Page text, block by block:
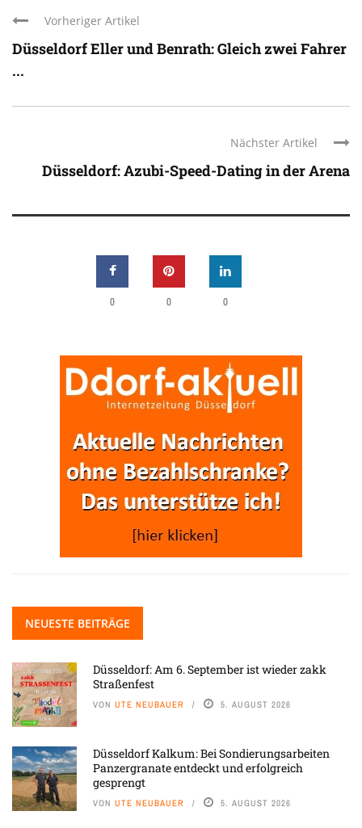
Vorheriger Artikel
Düsseldorf Eller und Benrath: Gleich zwei Fahrer
...
Nächster Artikel
Düsseldorf: Azubi-Speed-Dating in der Arena
0 0 0
NEUESTE BEITRÄGE
Düsseldorf: Am 6. September ist wieder zakk
Straßenfest
VON UTE NEUBAUER 5. AUGUST 2026
Düsseldorf Kalkum: Bei Sondierungsarbeiten
Panzergranate entdeckt und erfolgreich
gesprengt
VON UTE NEUBAUER 5. AUGUST 2026